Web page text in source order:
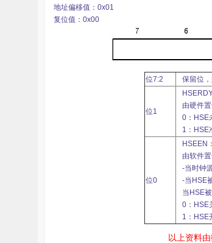
地址偏移值：0x01
复位值：0x00
位7:2 保留位
位1
由硬件置
0：HSE
1：HSE
位0
HSEEN
由软件
-当时钟
-当HSE
当HSE
0：HSE
1：HSE
以上资料